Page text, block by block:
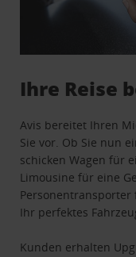
Ihre Reise
Avis bereitet Ihren
Sie vor. Ob Sie nun
schicken Wagen für
Limousine für eine
Ihr perfektes
Kunden erhalten